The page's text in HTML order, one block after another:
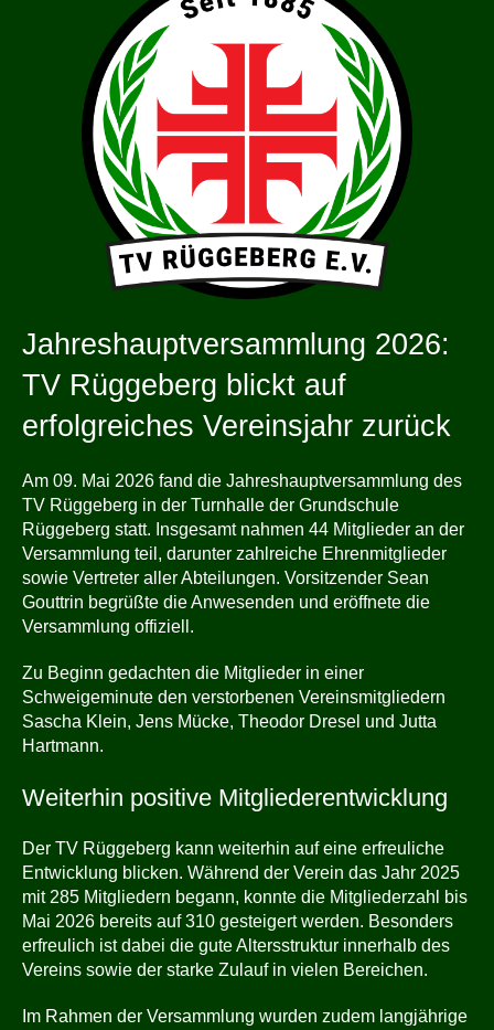
Jahreshauptversammlung 2026:
TV Rüggeberg blickt auf
erfolgreiches Vereinsjahr zurück
Am 09. Mai 2026 fand die Jahreshauptversammlung des
TV Rüggeberg in der Turnhalle der Grundschule
Rüggeberg statt. Insgesamt nahmen 44 Mitglieder an der
Versammlung teil, darunter zahlreiche Ehrenmitglieder
sowie Vertreter aller Abteilungen. Vorsitzender Sean
Gouttrin begrüßte die Anwesenden und eröffnete die
Versammlung offiziell.
Zu Beginn gedachten die Mitglieder in einer
Schweigeminute den verstorbenen Vereinsmitgliedern
Sascha Klein, Jens Mücke, Theodor Dresel und Jutta
Hartmann.
Weiterhin positive Mitgliederentwicklung
Der TV Rüggeberg kann weiterhin auf eine erfreuliche
Entwicklung blicken. Während der Verein das Jahr 2025
mit 285 Mitgliedern begann, konnte die Mitgliederzahl bis
Mai 2026 bereits auf 310 gesteigert werden. Besonders
erfreulich ist dabei die gute Altersstruktur innerhalb des
Vereins sowie der starke Zulauf in vielen Bereichen.
Im Rahmen der Versammlung wurden zudem langjährige